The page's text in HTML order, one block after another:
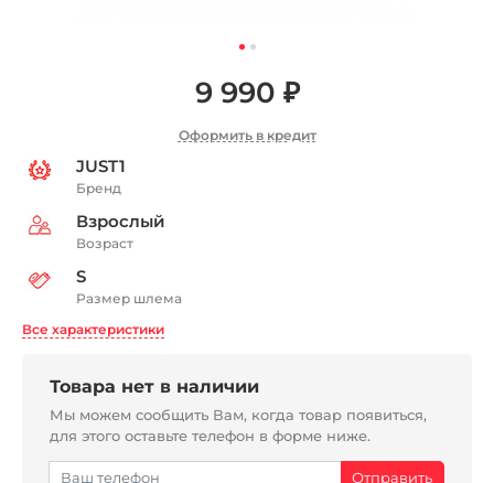
9 990 ₽
Оформить в кредит
JUST1
Бренд
Взрослый
Возраст
S
Размер шлема
Все характеристики
Товара нет в наличии
Мы можем сообщить Вам, когда товар появиться,
для этого оставьте телефон в форме ниже.